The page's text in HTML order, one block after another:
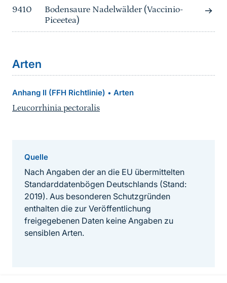
9410
Bodensaure Nadelwälder (Vaccinio-
Piceetea)
Arten
Anhang II (FFH Richtlinie) • Arten
Leucorrhinia pectoralis
Quelle
Nach Angaben der an die EU übermittelten
Standarddatenbögen Deutschlands (Stand:
2019). Aus besonderen Schutzgründen
enthalten die zur Veröffentlichung
freigegebenen Daten keine Angaben zu
sensiblen Arten.